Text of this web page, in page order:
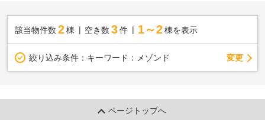
該当物件数 2棟 空き数 3 件 1～2 棟を表示
絞り込み条件： キーワード：メゾンド 変更
ページトップへ